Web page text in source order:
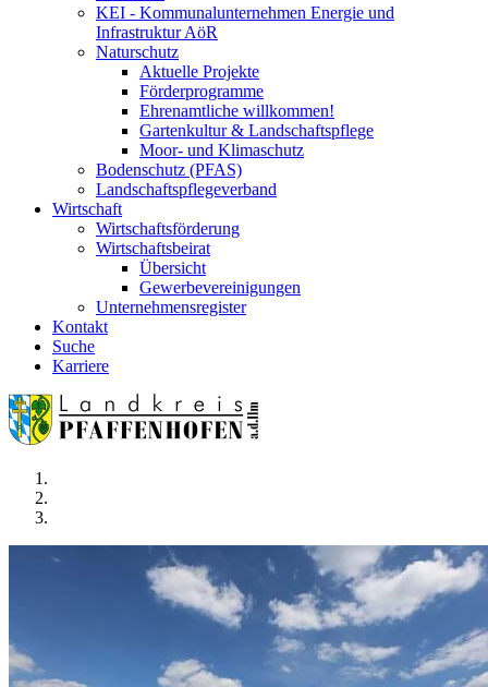
KEI - Kommunalunternehmen Energie und
Infrastruktur AöR
Naturschutz
Aktuelle Projekte
Förderprogramme
Ehrenamtliche willkommen!
Gartenkultur & Landschaftspflege
Moor- und Klimaschutz
Bodenschutz (PFAS)
Landschaftspflegeverband
Wirtschaft
Wirtschaftsförderung
Wirtschaftsbeirat
Übersicht
Gewerbevereinigungen
Unternehmensregister
Kontakt
Suche
Karriere